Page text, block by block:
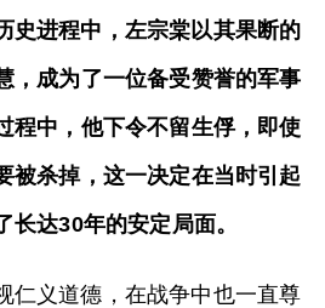
史进程中，左宗棠以其果断的
，成为了一位备受赞誉的军事
程中，他下令不留生俘，即使
被杀掉，这一决定在当时引起
长达30年的安定局面。
仁义道德，在战争中也一直尊